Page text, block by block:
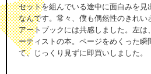
セットを組んでいる途中に面白みを見
なんです。常々、僕も偶然性のきれい
アートブックには共感しました。左は
ーティストの本。ページをめくった瞬
て、じっくり見ずに即買いしました。